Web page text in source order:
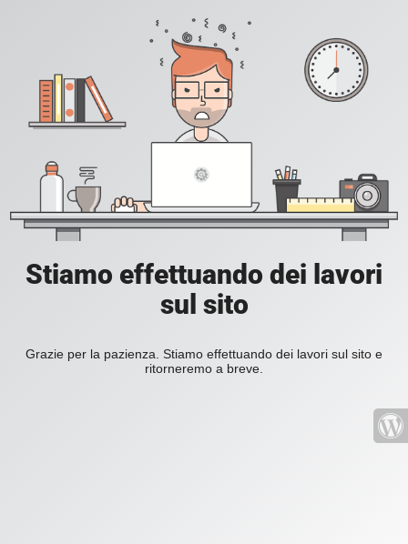
Stiamo effettuando dei lavori
sul sito
Grazie per la pazienza. Stiamo effettuando dei lavori sul sito e
ritorneremo a breve.